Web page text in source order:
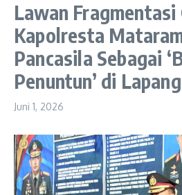
Lawan Fragmentasi
Kapolresta
Pancasila Sebagai
Penuntun’ di
Juni 1, 2026